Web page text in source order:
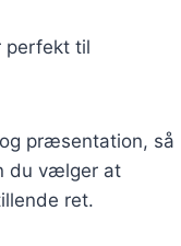
perfekt til
præsentation, så
du vælger at
ret.